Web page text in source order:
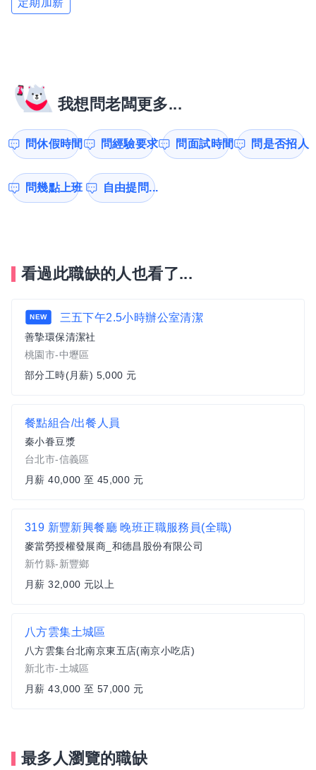
定期加薪
我想問老闆更多...
問休假時間 問經驗要求 問面試時間 問是否招人
問幾點上班 自由提問...
看過此職缺的人也看了...
NEW 三五下午2.5小時辦公室清潔
善摯環保清潔社
桃園市-中壢區
部分工時(月薪) 5,000 元
餐點組合/出餐人員
秦小眷豆漿
台北市-信義區
月薪 40,000 至 45,000 元
319 新豐新興餐廳 晚班正職服務員(全職)
麥當勞授權發展商_和德昌股份有限公司
新竹縣-新豐鄉
月薪 32,000 元以上
八方雲集土城區
八方雲集台北南京東五店(南京小吃店)
新北市-土城區
月薪 43,000 至 57,000 元
最多人瀏覽的職缺